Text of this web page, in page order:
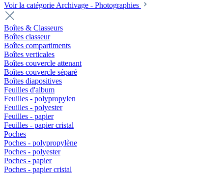
Voir la catégorie Archivage - Photographies
Boîtes & Classeurs
Boîtes classeur
Boîtes compartiments
Boîtes verticales
Boîtes couvercle attenant
Boîtes couvercle séparé
Boîtes diapositives
Feuilles d'album
Feuilles - polypropylen
Feuilles - polyester
Feuilles - papier
Feuilles - papier cristal
Poches
Poches - polypropylène
Poches - polyester
Poches - papier
Poches - papier cristal